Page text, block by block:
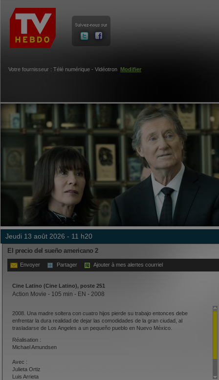
Votre fournisseur : Télé numérique - Vidéotron Modifier
jeudi 13 août 2026 - 11 h20
El precio del sueño americano 2
Envoyer Partager Ajouter à mes alertes courriel
Cine Latino (Cine Latino), poste 251
Action Movie - 105 min - EN - 2008
2008. Una madre soltera con cuatro hijos pierde su trabajo entonces debe
enfrentar la dura realidad de dejar las comodidades de la gran ciudad, al
trasladarse de Los Angeles a un pequeño pueblo en Nuevo México.
Réalisation :
Michael Amundsen
Avec :
Julieta Ortiz
Luis Arrieta